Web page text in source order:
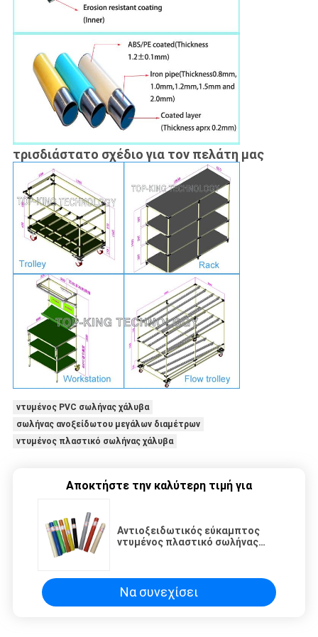
τρισδιάστατο σχέδιο για τον πελάτη μας
ντυμένος PVC σωλήνας χάλυβα
σωλήνας ανοξείδωτου μεγάλων διαμέτρων
ντυμένος πλαστικό σωλήνας χάλυβα
Αποκτήστε την καλύτερη τιμή για
Αντιοξειδωτικός εύκαμπτος
ντυμένος πλαστικό σωλήνας
Να συνεχίσει